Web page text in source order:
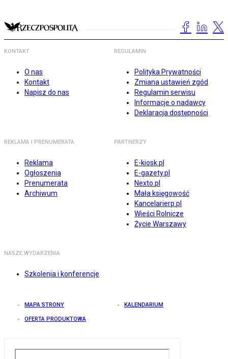
KONTAKT
O nas
Kontakt
Napisz do nas
REGULAMIN
Polityka Prywatności
Zmiana ustawień zgód
Regulamin serwisu
Informacje o nadawcy
Deklaracja dostępności
REKLAMA I PRENUMERATA
Reklama
Ogłoszenia
Prenumerata
Archiwum
PARTNERZY
E-kiosk.pl
E-gazety.pl
Nexto.pl
Mała księgowość
Kancelarierp.pl
Wieści Rolnicze
Życie Warszawy
NASZE WYDARZENIA
Szkolenia i konferencje
MAPA STRONY KALENDARIUM
OFERTA PRODUKTOWA